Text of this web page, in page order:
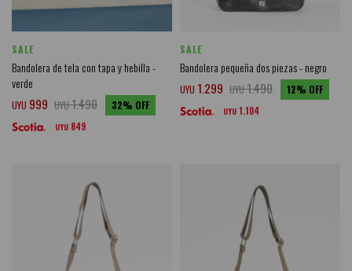
SALE
Bandolera de tela con tapa y hebilla -
verde
UYU 999 UYU1.490 32
UYU 849
SALE
Bandolera pequeña dos piezas - negro
UYU 1.299 UYU1.490 12
UYU 1.104